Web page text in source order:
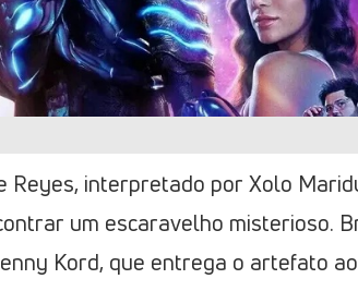
Reyes, interpretado por Xolo
um escaravelho misterioso.
Kord, que entrega o artefato